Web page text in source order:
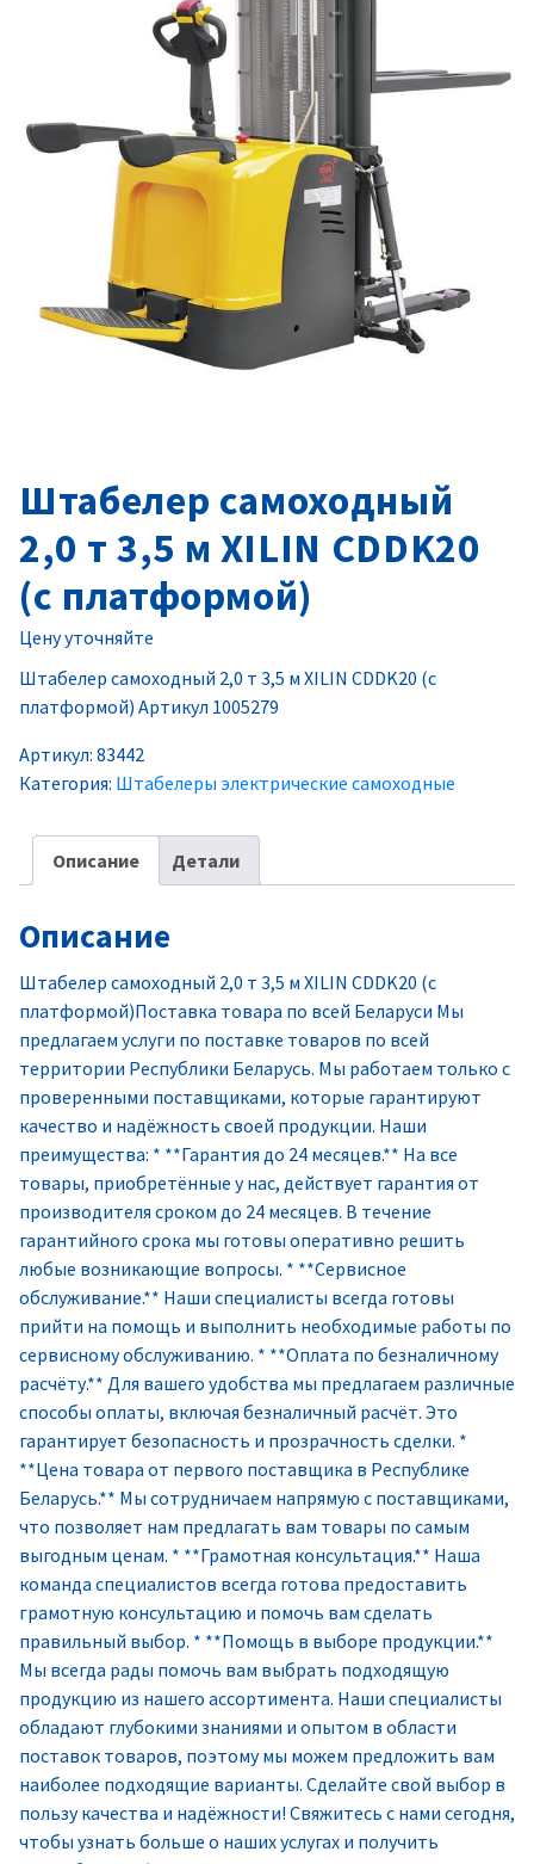
Штабелер самоходный
2,0 т 3,5 м XILIN CDDK20
(с платформой)
Цену уточняйте
Штабелер самоходный 2,0 т 3,5 м XILIN CDDK20 (с
платформой) Артикул 1005279
Артикул: 83442
Категория: Штабелеры электрические самоходные
Описание Детали
Описание
Штабелер самоходный 2,0 т 3,5 м XILIN CDDK20 (с
платформой)Поставка товара по всей Беларуси Мы
предлагаем услуги по поставке товаров по всей
территории Республики Беларусь. Мы работаем только с
проверенными поставщиками, которые гарантируют
качество и надёжность своей продукции. Наши
преимущества: * **Гарантия до 24 месяцев.** На все
товары, приобретённые у нас, действует гарантия от
производителя сроком до 24 месяцев. В течение
гарантийного срока мы готовы оперативно решить
любые возникающие вопросы. * **Сервисное
обслуживание.** Наши специалисты всегда готовы
прийти на помощь и выполнить необходимые работы по
сервисному обслуживанию. * **Оплата по безналичному
расчёту.** Для вашего удобства мы предлагаем различные
способы оплаты, включая безналичный расчёт. Это
гарантирует безопасность и прозрачность сделки. *
**Цена товара от первого поставщика в Республике
Беларусь.** Мы сотрудничаем напрямую с поставщиками,
что позволяет нам предлагать вам товары по самым
выгодным ценам. * **Грамотная консультация.** Наша
команда специалистов всегда готова предоставить
грамотную консультацию и помочь вам сделать
правильный выбор. * **Помощь в выборе продукции.**
Мы всегда рады помочь вам выбрать подходящую
продукцию из нашего ассортимента. Наши специалисты
обладают глубокими знаниями и опытом в области
поставок товаров, поэтому мы можем предложить вам
наиболее подходящие варианты. Сделайте свой выбор в
пользу качества и надёжности! Свяжитесь с нами сегодня,
чтобы узнать больше о наших услугах и получить